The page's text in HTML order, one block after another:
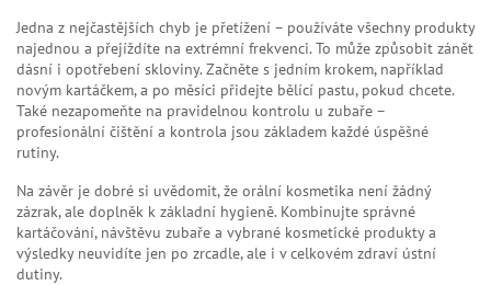
Jedna z nejčastějších chyb je přetížení – používáte všechny produkty
najednou a přejíždíte na extrémní frekvenci. To může způsobit zánět
dásní i opotřebení skloviny. Začněte s jedním krokem, například
novým kartáčkem, a po měsíci přidejte bělící pastu, pokud chcete.
Také nezapomeňte na pravidelnou kontrolu u zubaře –
profesionální čištění a kontrola jsou základem každé úspěšné
rutiny.
Na závěr je dobré si uvědomit, že orální kosmetika není žádný
zázrak, ale doplněk k základní hygieně. Kombinujte správné
kartáčování, návštěvu zubaře a vybrané kosmetické produkty a
výsledky neuvidíte jen po zrcadle, ale i v celkovém zdraví ústní
dutiny.